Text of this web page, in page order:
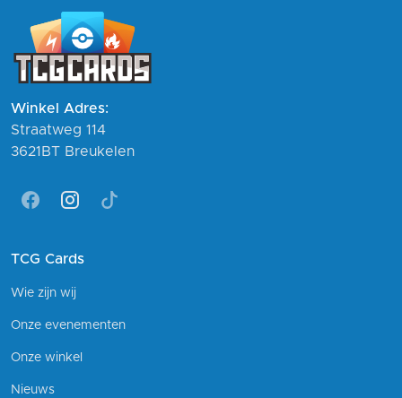
Winkel Adres:
Straatweg 114
3621BT Breukelen
FacebookInstagram
Tiktok
TCG Cards
Wie zijn wij
Onze evenementen
Onze winkel
Nieuws